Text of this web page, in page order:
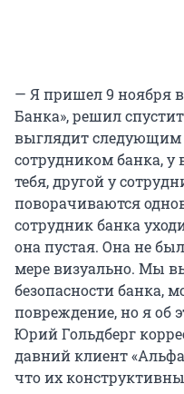
— Я пришел 9 ноября в
Банка», решил
выглядит следующим
сотрудником банка, у
тебя, другой у
поворачиваются
сотрудник банка
она пустая. Она не
мере визуально. Мы
безопасности банка,
повреждение, но я об
Юрий Гольдберг
давний клиент
что их